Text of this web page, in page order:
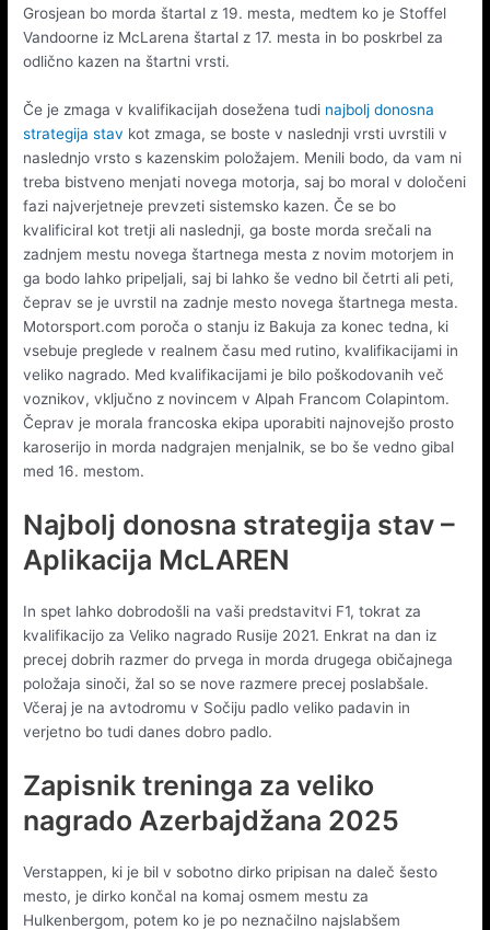
Grosjean bo morda štartal z 19. mesta, medtem ko je Stoffel
Vandoorne iz McLarena štartal z 17. mesta in bo poskrbel za
odlično kazen na štartni vrsti.
Če je zmaga v kvalifikacijah dosežena tudi najbolj donosna
strategija stav kot zmaga, se boste v naslednji vrsti uvrstili v
naslednjo vrsto s kazenskim položajem. Menili bodo, da vam ni
treba bistveno menjati novega motorja, saj bo moral v določeni
fazi najverjetneje prevzeti sistemsko kazen. Če se bo
kvalificiral kot tretji ali naslednji, ga boste morda srečali na
zadnjem mestu novega štartnega mesta z novim motorjem in
ga bodo lahko pripeljali, saj bi lahko še vedno bil četrti ali peti,
čeprav se je uvrstil na zadnje mesto novega štartnega mesta.
Motorsport.com poroča o stanju iz Bakuja za konec tedna, ki
vsebuje preglede v realnem času med rutino, kvalifikacijami in
veliko nagrado. Med kvalifikacijami je bilo poškodovanih več
voznikov, vključno z novincem v Alpah Francom Colapintom.
Čeprav je morala francoska ekipa uporabiti najnovejšo prosto
karoserijo in morda nadgrajen menjalnik, se bo še vedno gibal
med 16. mestom.
Najbolj donosna strategija stav –
Aplikacija McLAREN
In spet lahko dobrodošli na vaši predstavitvi F1, tokrat za
kvalifikacijo za Veliko nagrado Rusije 2021. Enkrat na dan iz
precej dobrih razmer do prvega in morda drugega običajnega
položaja sinoči, žal so se nove razmere precej poslabšale.
Včeraj je na avtodromu v Sočiju padlo veliko padavin in
verjetno bo tudi danes dobro padlo.
Zapisnik treninga za veliko
nagrado Azerbajdžana 2025
Verstappen, ki je bil v sobotno dirko pripisan na daleč šesto
mesto, je dirko končal na komaj osmem mestu za
Hulkenbergom, potem ko je po neznačilno najslabšem